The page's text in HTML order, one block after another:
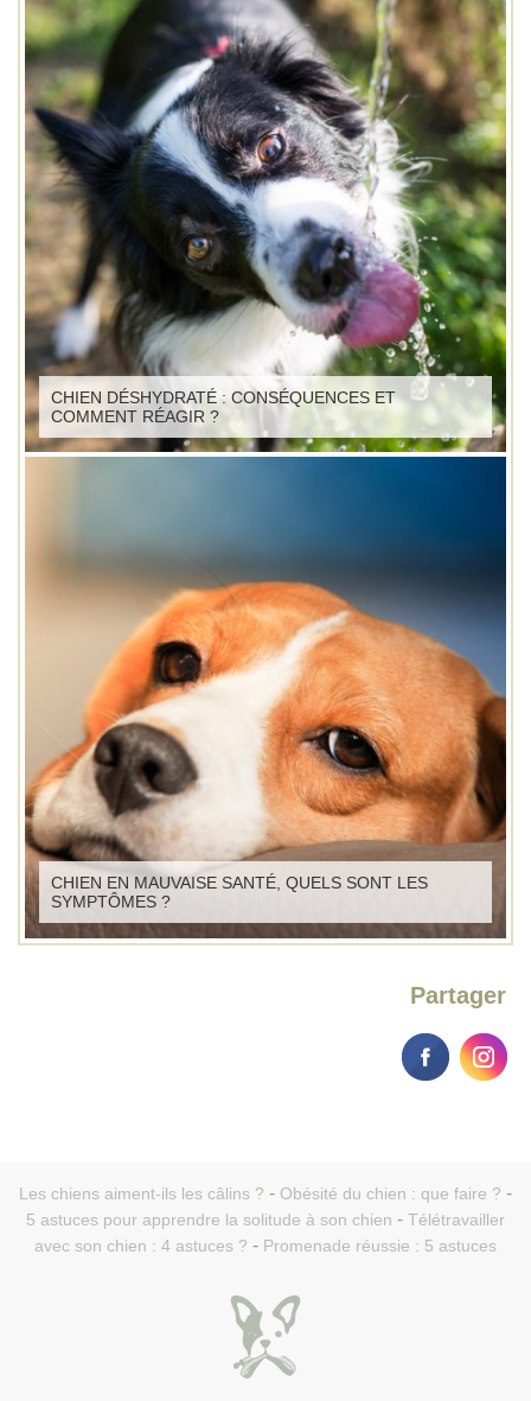
CHIEN DÉSHYDRATÉ : CONSÉQUENCES ET
COMMENT RÉAGIR ?
CHIEN EN MAUVAISE SANTÉ, QUELS SONT LES
SYMPTÔMES ?
Partager
Les chiens aiment-ils les câlins ?
Obésité du chien : que faire ?
5 astuces pour apprendre la solitude à son chien
Télétravailler
avec son chien : 4 astuces ?
Promenade réussie : 5 astuces